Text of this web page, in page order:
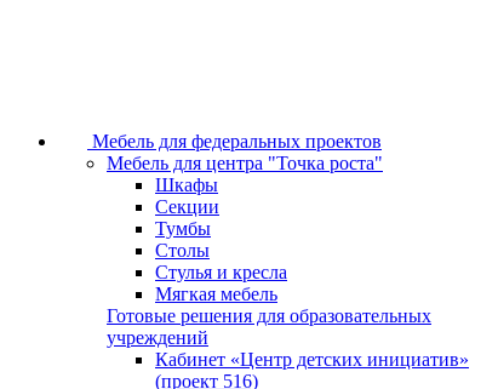
Мебель для федеральных проектов
Мебель для центра "Точка роста"
Шкафы
Секции
Тумбы
Столы
Стулья и кресла
Мягкая мебель
Готовые решения для образовательных
учреждений
Кабинет «Центр детских инициатив»
(проект 516)